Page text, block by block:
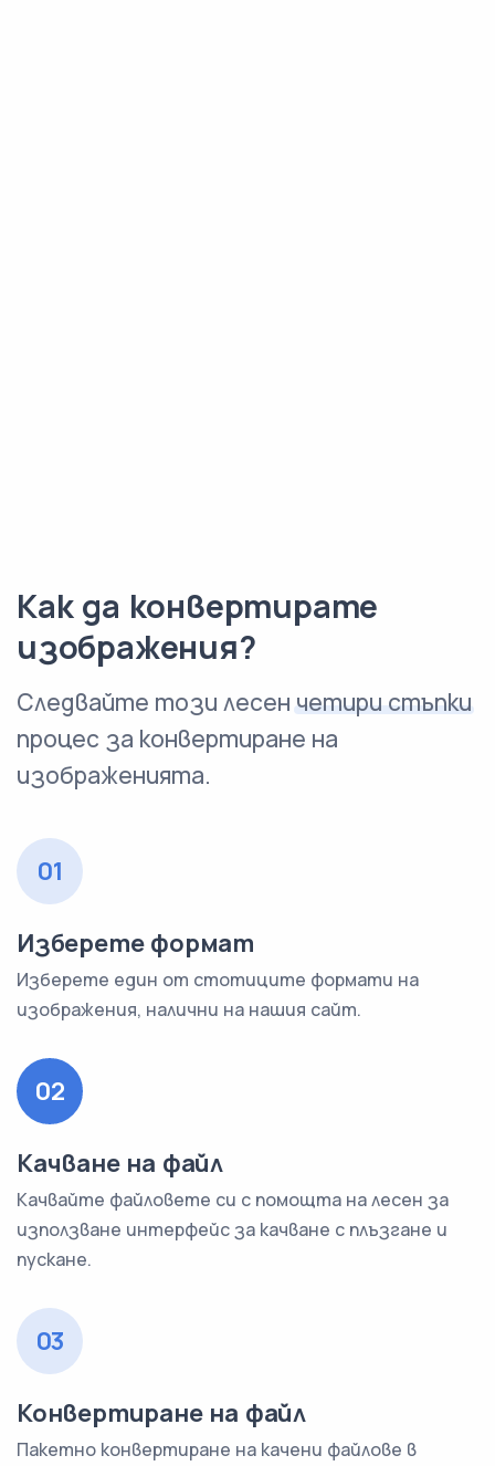
Как да конвертирате
изображения?
Следвайте този лесенчетири стъпки
процес за конвертиране на
изображенията.
01
Изберете формат
Изберете един от стотиците формати на
изображения, налични на нашия сайт.
02
Качване на файл
Качвайте файловете си с помощта на лесен за
използване интерфейс за качване с плъзгане и
пускане.
03
Конвертиране на файл
Пакетно конвертиране на качени файлове в